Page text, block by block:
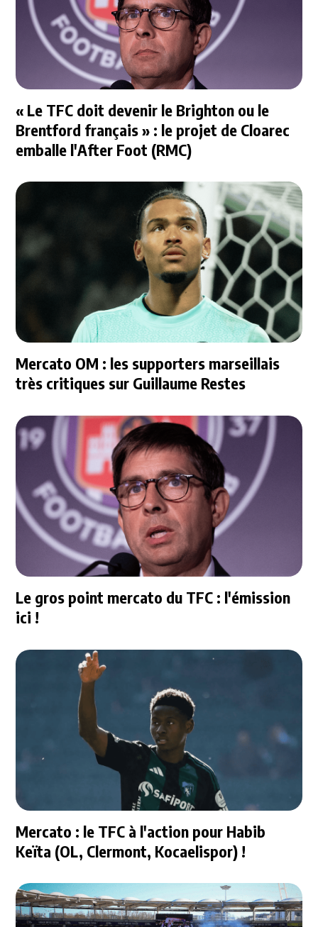
« Le TFC doit devenir le Brighton ou le
Brentford français » : le projet de Cloarec
emballe l'After Foot (RMC)
Mercato OM : les supporters marseillais
très critiques sur Guillaume Restes
Le gros point mercato du TFC : l'émission
ici !
Mercato : le TFC à l'action pour Habib
Keïta (OL, Clermont, Kocaelispor) !